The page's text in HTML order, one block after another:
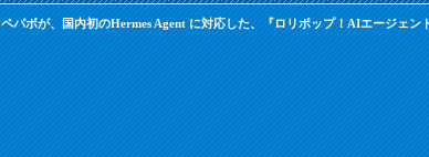
パボが、国内初のHermes Agent に対応した、『ロリポップ！AIエージェン